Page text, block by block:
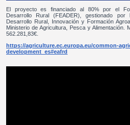
El proyecto es financiado al 80% por el
Desarrollo Rural (FEADER), gestionado
Desarrollo Rural, Innovación y Formación
Ministerio de Agricultura, Pesca y Alimentación.
562.281,83€.
https://agriculture.ec.europa.eu/common-
development_es#eafrd